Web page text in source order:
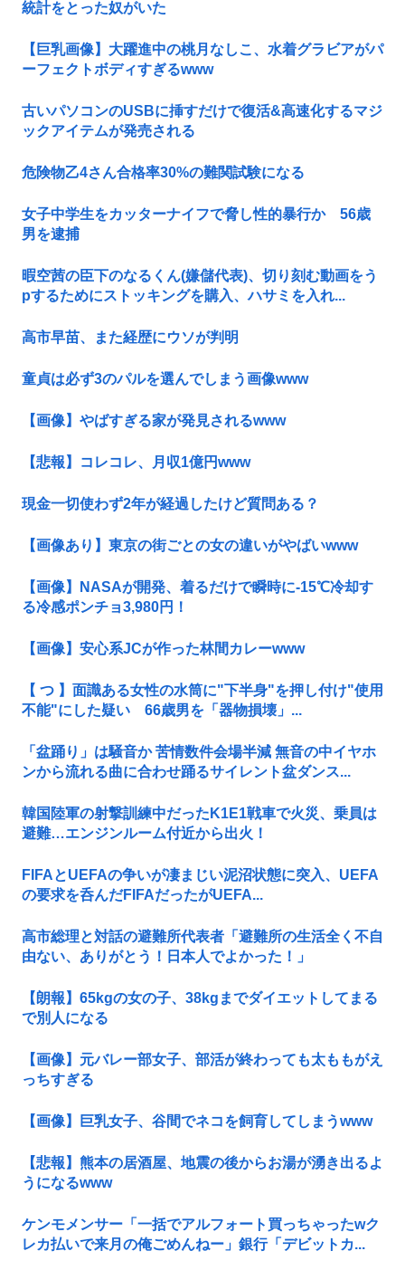
統計をとった奴がいた
【巨乳画像】大躍進中の桃月なしこ、水着グラビアがパ
ーフェクトボディすぎるwww
古いパソコンのUSBに挿すだけで復活&高速化するマジ
ックアイテムが発売される
危険物乙4さん合格率30%の難関試験になる
女子中学生をカッターナイフで脅し性的暴行か 56歳
男を逮捕
暇空茜の臣下のなるくん(嫌儲代表)、切り刻む動画をう
pするためにストッキングを購入、ハサミを入れ...
高市早苗、また経歴にウソが判明
童貞は必ず3のパルを選んでしまう画像www
【画像】やばすぎる家が発見されるwww
【悲報】コレコレ、月収1億円www
現金一切使わず2年が経過したけど質問ある？
【画像あり】東京の街ごとの女の違いがやばいwww
【画像】NASAが開発、着るだけで瞬時に-15℃冷却す
る冷感ポンチョ3,980円！
【画像】安心系JCが作った林間カレーwww
【 つ 】面識ある女性の水筒に"下半身"を押し付け"使用
不能"にした疑い 66歳男を「器物損壊」...
「盆踊り」は騒音か 苦情数件会場半減 無音の中イヤホ
ンから流れる曲に合わせ踊るサイレント盆ダンス...
韓国陸軍の射撃訓練中だったK1E1戦車で火災、乗員は
避難…エンジンルーム付近から出火！
FIFAとUEFAの争いが凄まじい泥沼状態に突入、UEFA
の要求を呑んだFIFAだったがUEFA...
高市総理と対話の避難所代表者「避難所の生活全く不自
由ない、ありがとう！日本人でよかった！」
【朗報】65kgの女の子、38kgまでダイエットしてまる
で別人になる
【画像】元バレー部女子、部活が終わっても太ももがえ
っちすぎる
【画像】巨乳女子、谷間でネコを飼育してしまうwww
【悲報】熊本の居酒屋、地震の後からお湯が湧き出るよ
うになるwww
ケンモメンサー「一括でアルフォート買っちゃったwク
レカ払いで来月の俺ごめんねー」銀行「デビットカ...